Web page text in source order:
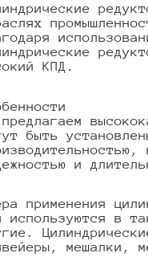
КПД.
быть
и
применения
используются в
мешалки,